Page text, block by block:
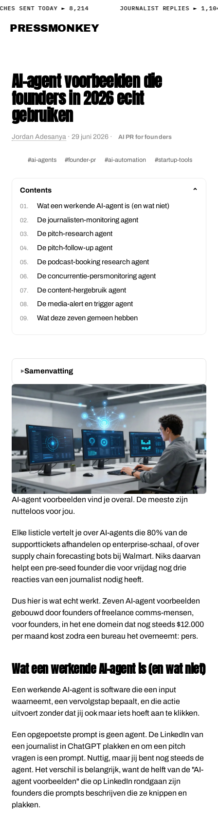
AI-agent voorbeelden die
founders in 2026 echt
gebruiken
Jordan Adesanya · 29 juni 2026 · AI PR for founders
#ai-agents #founder-pr #ai-automation #startup-tools
Samenvatting
Contents
Wat een werkende AI-agent is (en wat niet)
De journalisten-monitoring agent
De pitch-research agent
De pitch-follow-up agent
De podcast-booking research agent
De concurrentie-persmonitoring agent
De content-hergebruik agent
De media-alert en trigger agent
Wat deze zeven gemeen hebben
AI-agent voorbeelden vind je overal. De meeste zijn
nutteloos voor jou.
Elke listicle vertelt je over AI-agents die 80% van de
supporttickets afhandelen op enterprise-schaal, of over
supply chain forecasting bots bij Walmart. Niks daarvan
helpt een pre-seed founder die voor vrijdag nog drie
reacties van een journalist nodig heeft.
Dus hier is wat echt werkt. Zeven AI-agent voorbeelden
gebouwd door founders of freelance comms-mensen,
voor founders, in het ene domein dat nog steeds $12.000
per maand kost zodra een bureau het overneemt: pers.
Wat een werkende AI-agent is (en wat niet)
Een werkende AI-agent is software die een input
waarneemt, een vervolgstap bepaalt, en die actie
uitvoert zonder dat jij ook maar iets hoeft aan te klikken.
Een opgepoetste prompt is geen agent. De LinkedIn van
een journalist in ChatGPT plakken en om een pitch
vragen is een prompt. Nuttig, maar jij bent nog steeds de
agent. Het verschil is belangrijk, want de helft van de "AI-
agent voorbeelden" die op LinkedIn rondgaan zijn
founders die prompts beschrijven die ze knippen en
plakken.
SENT TODAY ► 8,214 JOURNALIST REPLIES ►
PRESS MONKEY